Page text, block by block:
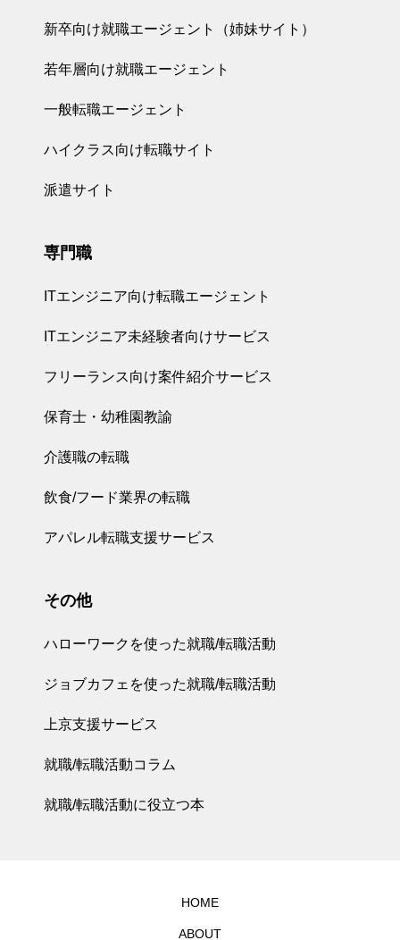
新卒向け就職エージェント（姉妹サイト）
若年層向け就職エージェント
一般転職エージェント
ハイクラス向け転職サイト
派遣サイト
専門職
ITエンジニア向け転職エージェント
ITエンジニア未経験者向けサービス
フリーランス向け案件紹介サービス
保育士・幼稚園教諭
介護職の転職
飲食/フード業界の転職
アパレル転職支援サービス
その他
ハローワークを使った就職/転職活動
ジョブカフェを使った就職/転職活動
上京支援サービス
就職/転職活動コラム
就職/転職活動に役立つ本
HOME
ABOUT